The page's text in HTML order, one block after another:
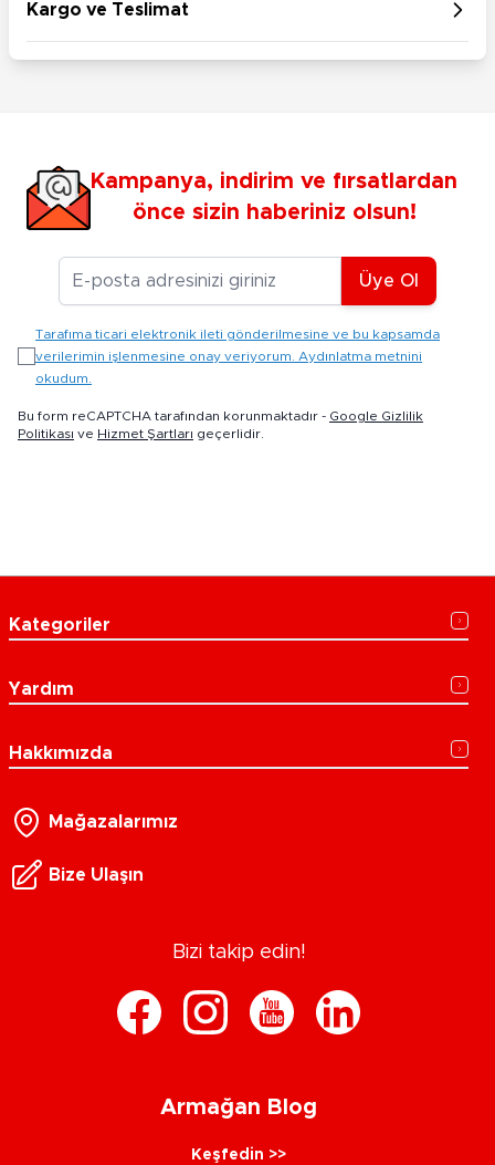
Kargo ve Teslimat
Kampanya, indirim ve fırsatlardan
önce sizin haberiniz olsun!
E-posta Adresiniz
Üye Ol
Tarafıma ticari elektronik ileti gönderilmesine ve bu kapsamda
verilerimin işlenmesine onay veriyorum. Aydınlatma metnini
okudum.
Bu form reCAPTCHA tarafından korunmaktadır - Google Gizlilik
Politikası ve Hizmet Şartları geçerlidir.
Kategoriler
Yardım
Hakkımızda
Mağazalarımız
Bize Ulaşın
Bizi takip edin!
Armağan Blog
Keşfedin >>